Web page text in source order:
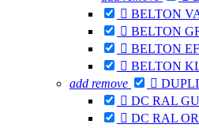
 BELTON
 BELTON
 BELTON
 BELTON
add remove 
 DC RAL
 DC RAL